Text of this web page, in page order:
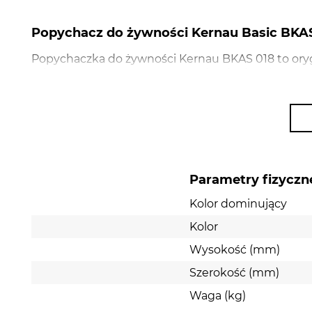
Popychacz do żywności Kernau Basic
Popychaczka do żywności Kernau BKAS 018 to
wygodniejsze, szybsze i zdecydowanie bardziej
Parametry
Kolor dominujący
Kolor
Wysokość (mm)
Szerokość (mm)
Waga (kg)